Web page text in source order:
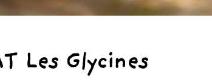
Les Glycines